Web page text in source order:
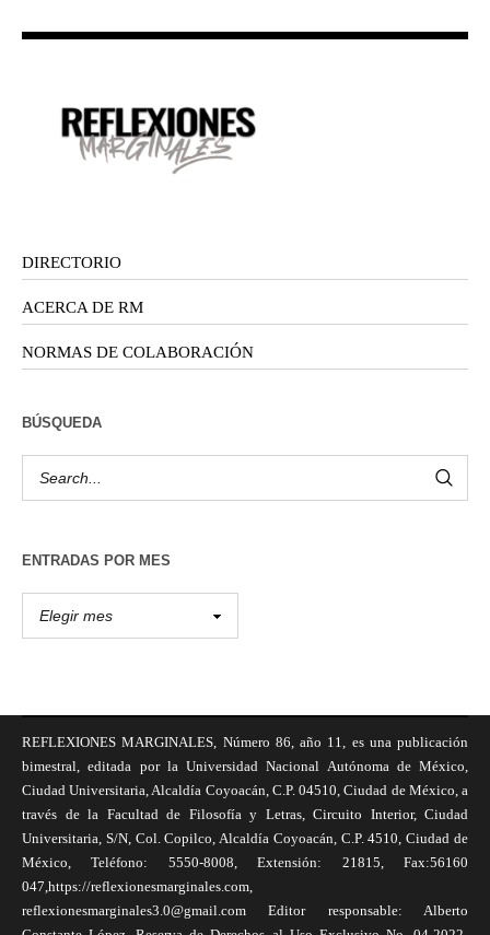
DIRECTORIO
ACERCA DE RM
NORMAS DE COLABORACIÓN
BÚSQUEDA
ENTRADAS POR MES
REFLEXIONES MARGINALES, Número 86, año 11, es una publicación
bimestral, editada por la Universidad Nacional Autónoma de México,
Ciudad Universitaria, Alcaldía Coyoacán, C.P. 04510, Ciudad de México, a
través de la Facultad de Filosofía y Letras, Circuito Interior, Ciudad
Universitaria, S/N, Col. Copilco, Alcaldía Coyoacán, C.P. 4510, Ciudad de
México, Teléfono: 5550-8008, Extensión: 21815, Fax:56160
047,https://reflexionesmarginales.com,
reflexionesmarginales3.0@gmail.com Editor responsable: Alberto